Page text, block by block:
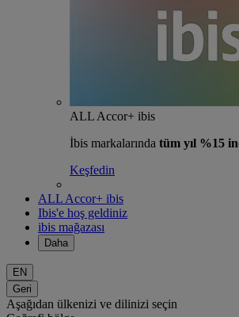
ALL Accor+ ibis
İbis markalarında tüm yıl %15
Keşfedin
ALL Accor+ ibis
Ibis'e hoş geldiniz
ibis mağazası
Daha
EN
Geri
Aşağıdan ülkenizi ve dilinizi seçin